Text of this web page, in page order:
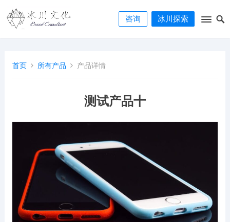
咨询 冰川探索
首页 所有产品 产品详情
测试产品十